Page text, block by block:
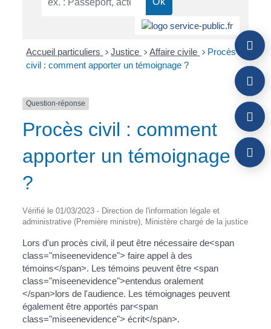
Accueil particuliers > Justice > Affaire civile > Procès
civil : comment apporter un témoignage ?
Question-réponse
Procès civil : comment
apporter un témoignage
?
Vérifié le 01/03/2023 - Direction de l'information légale et
administrative (Première ministre), Ministère chargé de la justice
Lors d'un procès civil, il peut être nécessaire de<span
class="miseenevidence"> faire appel à des
témoins</span>. Les témoins peuvent être <span
class="miseenevidence">entendus oralement
</span>lors de l'audience. Les témoignages peuvent
également être apportés par<span
class="miseenevidence"> écrit</span>.